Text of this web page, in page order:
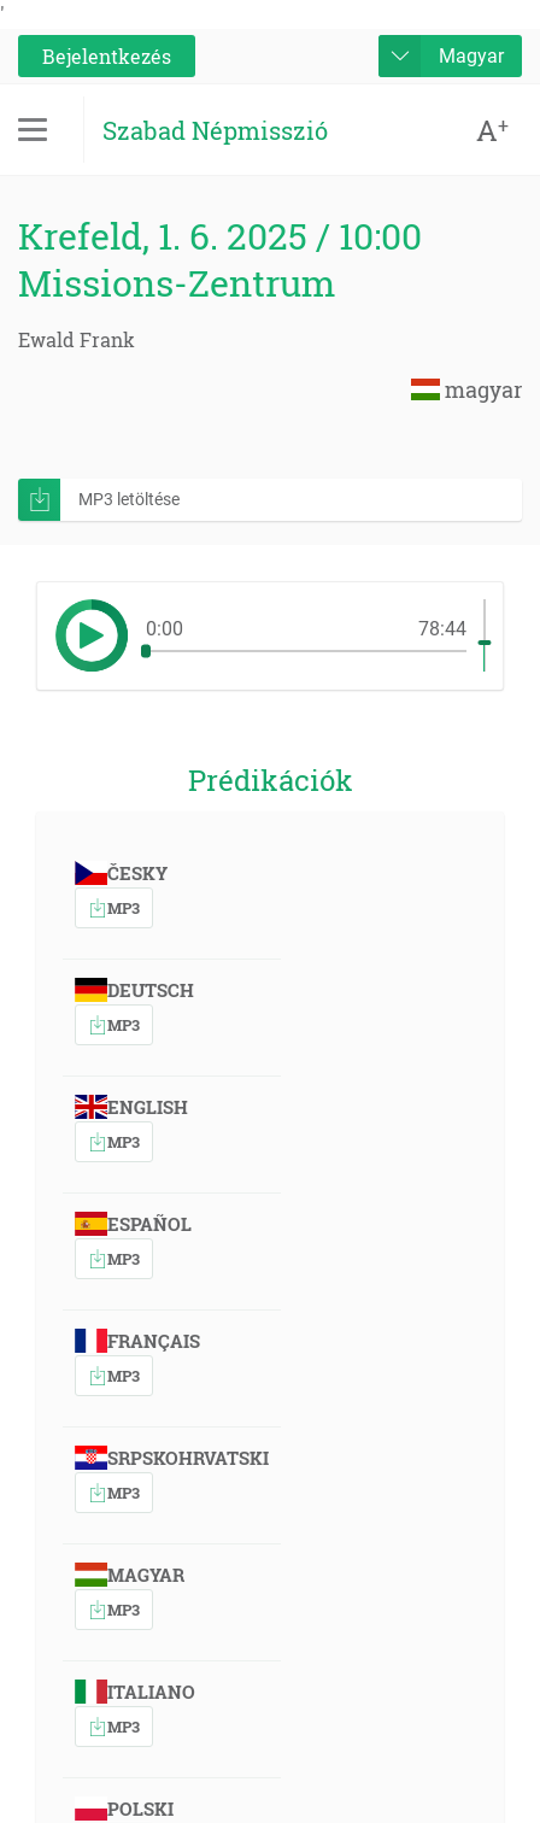
'
Bejelentkezés
Magyar
Szabad Népmisszió A+
Krefeld, 1. 6. 2025 / 10:00
Missions-Zentrum
Ewald Frank
magyar
MP3 letöltése
0:00 78:44
Prédikációk
ČESKY
MP3
DEUTSCH
MP3
ENGLISH
MP3
ESPAÑOL
MP3
FRANÇAIS
MP3
SRPSKOHRVATSKI
MP3
MAGYAR
MP3
ITALIANO
MP3
POLSKI